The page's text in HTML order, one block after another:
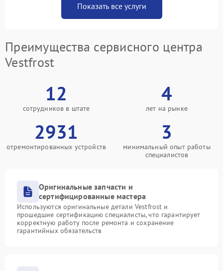
Показать все услуги
Преимущества сервисного центра
Vestfrost
12
сотрудников в штате
4
лет на рынке
2931
отремонтированных устройств
3
минимальный опыт работы
специалистов
Оригинальные запчасти и
сертифицированные мастера
Используются оригинальные детали Vestfrost и
прошедшие сертификацию специалисты, что гарантирует
корректную работу после ремонта и сохранение
гарантийных обязательств